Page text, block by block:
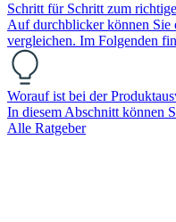
Schritt für Schritt zum
Auf durchblicker können Sie
vergleichen. Im Folgenden
Worauf ist bei der
In diesem Abschnitt können
Alle Ratgeber